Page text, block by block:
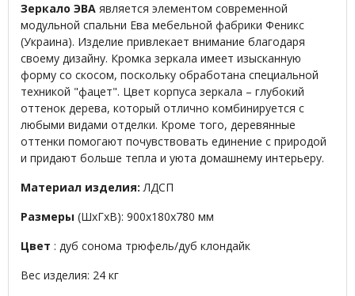
Зеркало ЭВА является элементом современной
модульной спальни Ева мебельной фабрики Феникс
(Украина). Изделие привлекает внимание благодаря
своему дизайну. Кромка зеркала имеет изысканную
форму со скосом, поскольку обработана специальной
техникой "фацет". Цвет корпуса зеркала – глубокий
оттенок дерева, который отлично комбинируется с
любыми видами отделки. Кроме того, деревянные
оттенки помогают почувствовать единение с природой
и придают больше тепла и уюта домашнему интерьеру.
Материал изделия: ЛДСП
Размеры (ШхГхВ): 900х180х780 мм
Цвет : дуб сонома трюфель/дуб клондайк
Вес изделия: 24 кг